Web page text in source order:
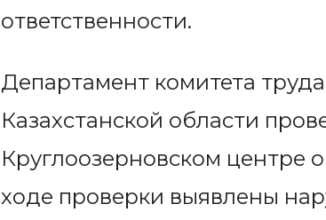
ответственности.
Департамент комитета
Казахстанской области
Круглоозерновском центре
ходе проверки выявлены